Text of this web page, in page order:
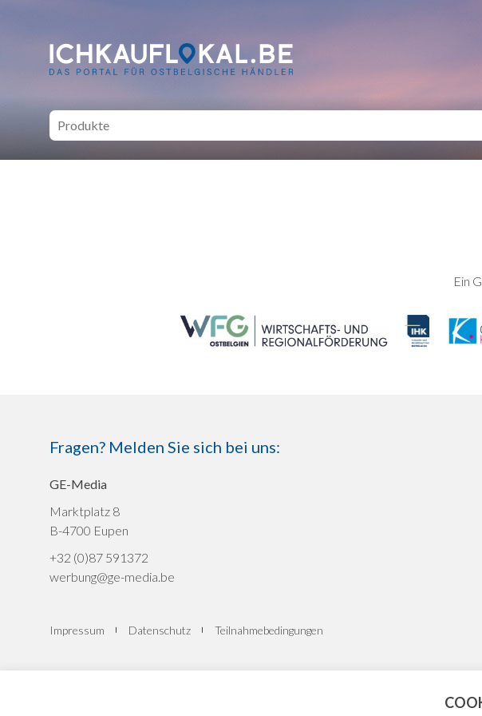
ich kauf lokal - Bei lokalen Händlern
Ein
Fragen? Melden Sie sich bei uns:
GE-Media
Marktplatz 8
B-4700 Eupen
+32 (0)87 591372
werbung@ge-media.be
Impressum Datenschutz Teilnahmebedingungen